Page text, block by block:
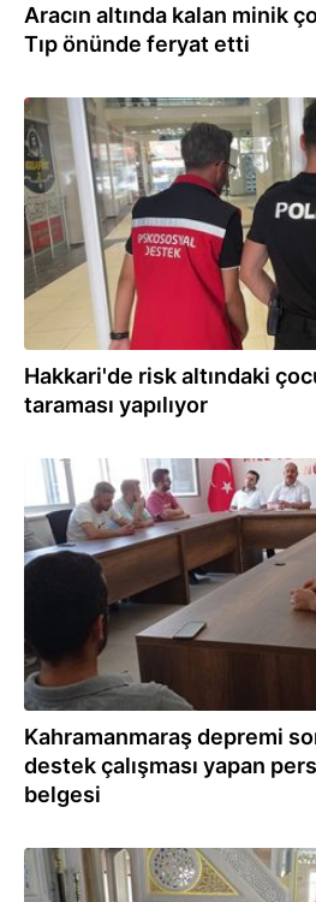
Aracın altında kalan minik
Tıp önünde feryat etti
17.08.2023
Hakkari'de risk altındaki
taraması yapılıyor
31.07.2023
Kahramanmaraş depremi
destek çalışması yapan
belgesi
15.07.2023